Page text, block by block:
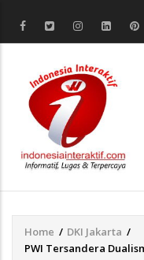
Breadcrumb
Home / DKI Jakarta /
PWI Tersandera